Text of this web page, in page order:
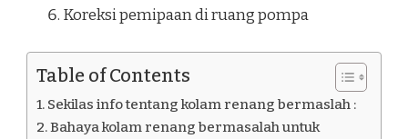
Koreksi pemipaan di ruang pompa
Table of Contents
Sekilas info tentang kolam renang bermaslah :
Bahaya kolam renang bermasalah untuk